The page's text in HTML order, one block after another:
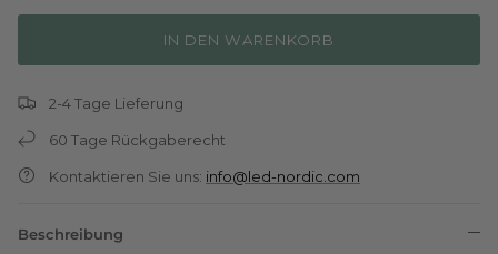
IN DEN WARENKORB
2-4 Tage Lieferung
60 Tage Rückgaberecht
Kontaktieren Sie uns: info@led-nordic.com
Beschreibung